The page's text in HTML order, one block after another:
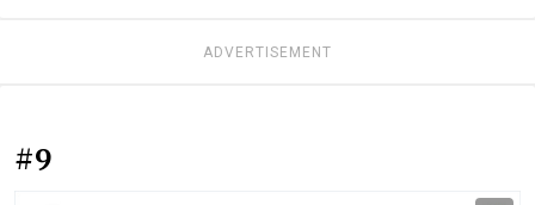
ADVERTISEMENT
#9